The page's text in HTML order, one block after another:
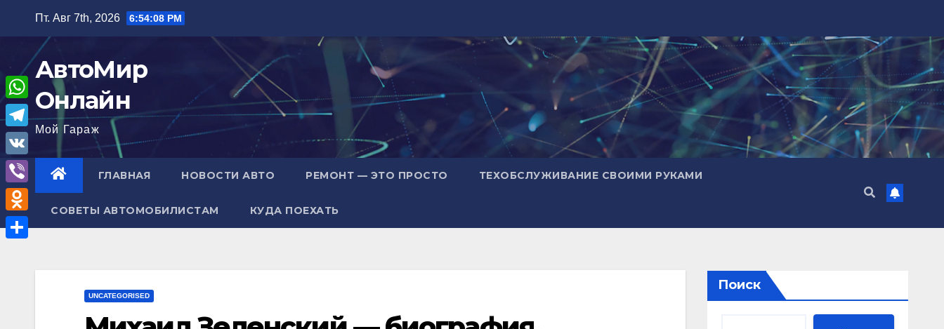
содержимому
Пт. Авг 7th, 2026 6:54:09 PM
АвтоМир
Онлайн
Мой Гараж
ГЛАВНАЯ НОВОСТИ АВТО РЕМОНТ — ЭТО ПРОСТО ТЕХОБСЛУЖИВАНИЕ СВОИМИ РУКАМИ
СОВЕТЫ АВТОМОБИЛИСТАМ КУДА ПОЕХАТЬ
UNCATEGORISED
Поиск
W
h
a
A
T
e
l
e
g
V
K
V
i
b
O